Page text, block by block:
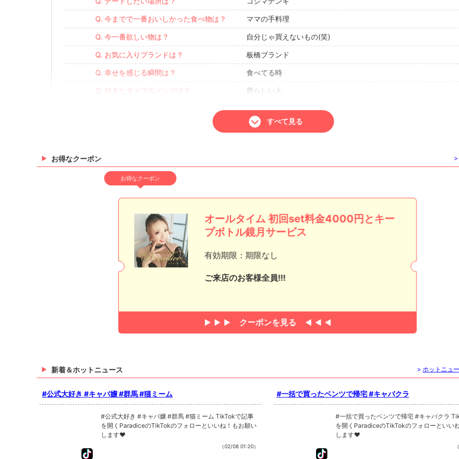
Q. 今までで一番おいしかった食べ物は？ ママの手料理
Q. 今一番欲しい物は？ 自分じゃ買えないもの(笑)
Q. お気に入りブランドは？ 板橋ブランド
Q. 幸せを感じる瞬間は？ 食べてる時
Q. 好きなタイプのメンズは？ 男らしい人
におい
大食い
Q. 私の前世は○○です。
Q. 自分を動物に例えると？
Q. これだけは絶対に譲れない!!! 古株の意地
Q. 明日地球が最後です。何をしますか？ 無欠
Q. 無人島に一つ持って行くとしたら？ ウノ
すべて見る
お得なクーポン >
お得なクーポン
オールタイム 初回set料金4000円とキー
プボトル鏡月サービス
有効期限：期限なし
ご来店のお客様全員!!!
クーポンを見る
新着＆ホットニュース > ホットニュ
#公式大好き #キャバ嬢 #群馬 #猫ミーム
#公式大好き #キャバ嬢 #群馬 #猫ミーム TikTokで記事
を開くParadiceのTikTokのフォローといいね！もお願い
します❤
（02/08 01:20）
#一括で買ったベンツで帰宅 #キャバクラ
#一括で買ったベンツで帰宅 #キャバクラ TikTokで記事
を開くParadiceのTikTokのフォローといい
します❤